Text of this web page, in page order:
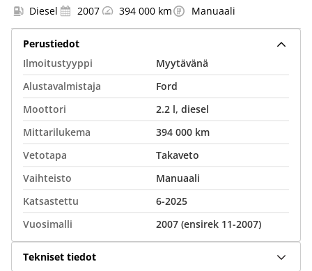
Diesel 2007 394 000 km Manuaali
Perustiedot
Ilmoitustyyppi
Myytävänä
Alustavalmistaja
Ford
Moottori
2.2 l, diesel
Mittarilukema
394 000 km
Vetotapa
Takaveto
Vaihteisto
Manuaali
Katsastettu
6-2025
Vuosimalli
2007 (ensirek 11-2007)
Tekniset tiedot